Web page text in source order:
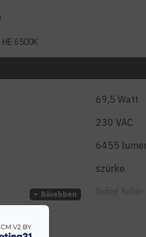
6500K
69,5 Watt
230 VAC
6455
szürke
hideg